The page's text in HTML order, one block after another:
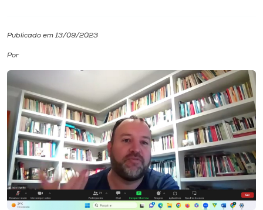
Unoesc
I.nova
Diplomados
Cultura
CPA
Publicado em 13/09/2023
Por